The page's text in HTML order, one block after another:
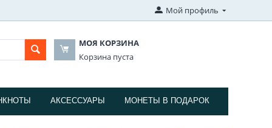
Мой профиль
МОЯ КОРЗИНА
Корзина пуста
АКСЕССУАРЫ МОНЕТЫ В ПОДАРОК